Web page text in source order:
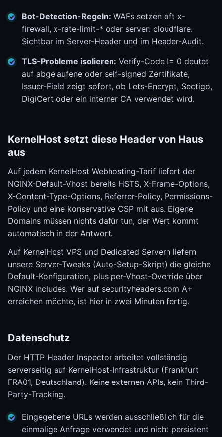
Bot-Detection-Regeln: WAFs setzen oft x-
firewall, x-rate-limit-* oder server: cloudflare.
Sichtbar im Server-Header und im Header-Audit.
TLS-Probleme isolieren: Verify-Code != 0 deutet
auf abgelaufene oder self-signed Zertifikate,
Issuer-Field zeigt sofort, ob Lets-Encrypt, Sectigo,
DigiCert oder ein interner CA verwendet wird.
KernelHost setzt diese Header von Haus
aus
Auf jedem KernelHost Webhosting-Tarif liefert der
NGINX-Default-Vhost bereits HSTS, X-Frame-Options,
X-Content-Type-Options, Referrer-Policy, Permissions-
Policy und eine konservative CSP mit aus. Eigene
Domains müssen nichts dafür tun, der Wert kommt
automatisch in der Antwort.
Auf KernelHost VPS und Dedicated Servern liefern
unsere Server-Tweaks (Auto-Setup-Skript) die gleiche
Default-Konfiguration, plus per-Vhost-Override über
NGINX includes. Wer auf securityheaders.com A+
erreichen möchte, ist hier in zwei Minuten fertig.
Datenschutz
Der HTTP Header Inspector arbeitet vollständig
serverseitig auf KernelHost-Infrastruktur (Frankfurt
FRA01, Deutschland). Keine externen APIs, kein Third-
Party-Tracking.
Eingegebene URLs werden ausschließlich für die
einmalige Anfrage verwendet und nicht persistent